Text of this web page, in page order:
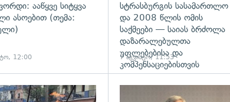
ააწყვე სიტყვა
ასოებით (თემა:
12:00
სტრასბურგის სასამართლო
და 2008 წლის ომის
საქმეები — საიას ბრძოლა
დაზარალებულთა
უფლებებისა და
კომპენსაციებისთვის
7 აგვისტო, 11:53